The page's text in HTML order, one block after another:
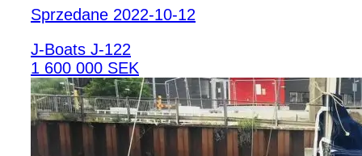
Sprzedane 2022-10-12
J-Boats J-122
1 600 000 SEK